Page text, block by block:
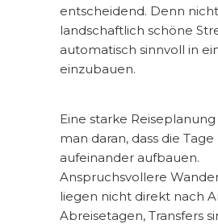
entscheidend. Denn
landschaftlich schöne
automatisch sinnvoll in
einzubauen.
Eine starke
man daran, dass die Tage
aufeinander aufbauen.
Anspruchsvollere
liegen nicht direkt nach
Abreisetagen, Transfers